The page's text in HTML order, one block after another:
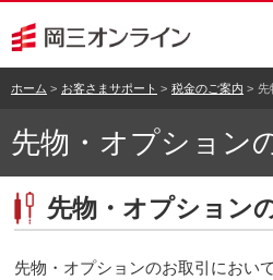
ホーム お客さまサポート 税金のご案内 先
先物・オプション
先物・オプション
先物・オプションのお取引におい